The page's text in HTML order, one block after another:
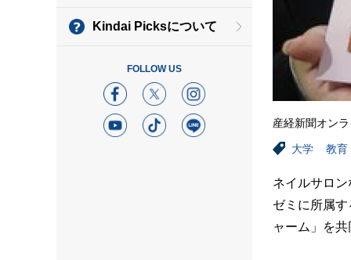
産経新聞オン
大学 教育
ネイルサロ
ゼミに所属
ャーム」を
Kindai Picksについて
FOLLOW US